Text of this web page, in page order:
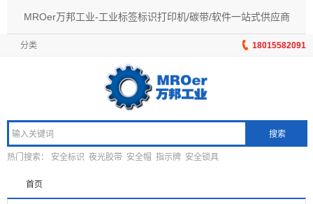
MROer万邦工业-工业标签标识打印机/碳带/软件一站式供应商
18015582091
分类
搜索
热门搜索： 安全标识 夜光胶带 安全帽 指示牌 安全锁具
首页